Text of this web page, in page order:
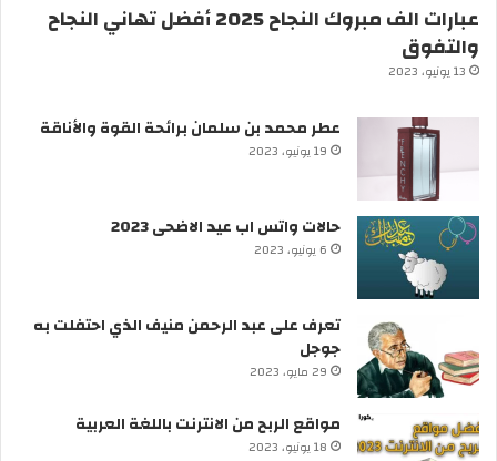
عبارات الف مبروك النجاح 2025 أفضل تهاني النجاح
والتفوق
13 يونيو، 2023
عطر محمد بن سلمان برائحة القوة والأناقة
19 يونيو، 2023
حالات واتس اب عيد الاضحى 2023
6 يونيو، 2023
تعرف على عبد الرحمن منيف الذي احتفلت به
جوجل
29 مايو، 2023
مواقع الربح من الانترنت باللغة العربية
18 يونيو، 2023